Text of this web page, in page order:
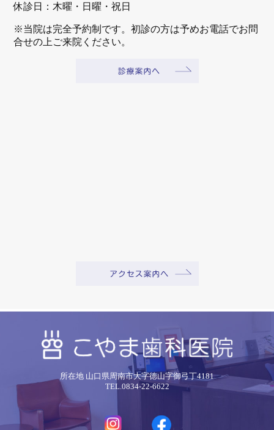
休診日：木曜・日曜・祝日
※当院は完全予約制です。初診の方は予めお電話でお問
合せの上ご来院ください。
所在地 山口県周南市大字徳山字御弓丁4181
TEL.0834-22-6622